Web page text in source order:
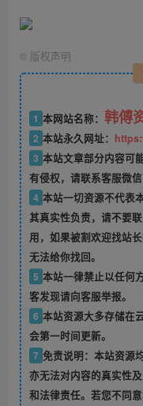
© 版权声明
1 本网站名称： 韩傅
2 本站永久网址：
3 本站文章部分内容可
有侵权，请联系客服微
4 本站一切资源不代表
其真实性负责，请不要
用，如果被割欢迎找站
无法给你找回。
5 本站一律禁止以任何
客发现请向客服举报。
6 本站资源大多存储在
会第一时间更新。
7 免责说明：本站资源
亦无法对内容的真实性
和法律责任。若您不同